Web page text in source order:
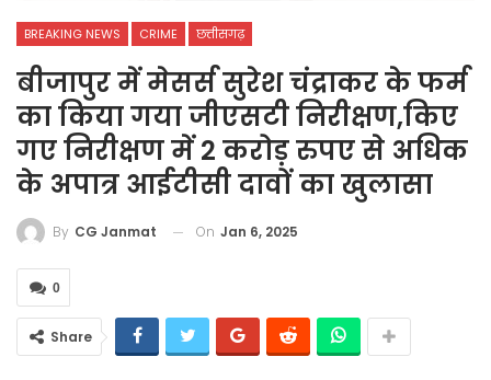
BREAKING NEWS CRIME छत्तीसगढ़
बीजापुर में मेसर्स सुरेश चंद्राकर के फर्म
का किया गया जीएसटी निरीक्षण,किए
गए निरीक्षण में 2 करोड़ रुपए से अधिक
के अपात्र आईटीसी दावों का खुलासा
By CG Janmat On Jan 6, 2025
0
Share